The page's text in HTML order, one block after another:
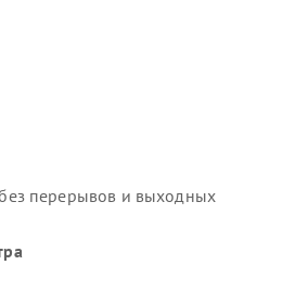
перерывов и выходных